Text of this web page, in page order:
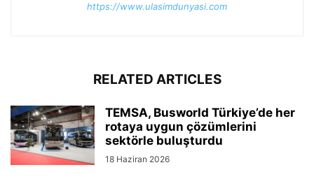
https://www.ulasimdunyasi.com
RELATED ARTICLES
TEMSA, Busworld Türkiye’de her
rotaya uygun çözümlerini
sektörle buluşturdu
18 Haziran 2026